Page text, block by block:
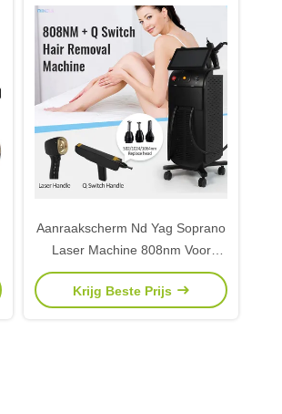
Aanraakscherm Nd Yag Soprano
Laser Machine 808nm Voor
Haar- en Tatoeageverwijdering
Krijg Beste Prijs